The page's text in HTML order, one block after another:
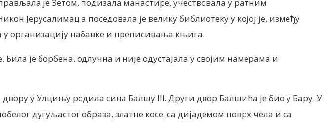
је Зетом, подизала манастире, учествовала у ратним
Јерусалимац а поседовала је велику библиотеку у којој је, између
организацију набавке и преписивања књига.
је борбена, одлучна и није одустајала у својим намерама и
у Улцињу родила сина Балшу III. Други двор Балшића је био у Бару. У
дугуљастог образа, златне косе, са дијадемом поврх чела и са